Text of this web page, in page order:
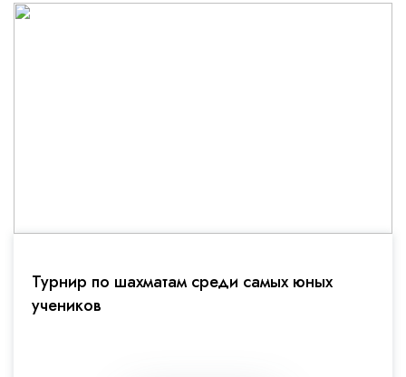
Турнир по шахматам среди самых юных
учеников